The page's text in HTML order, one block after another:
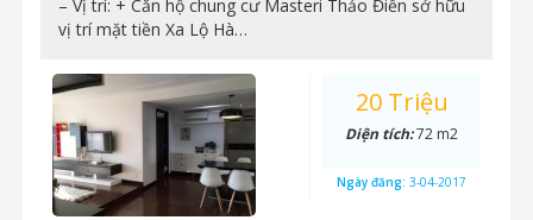
– Vị trí: + Căn hộ chung cư Masteri Thảo Điền sở hữu
vị trí mặt tiền Xa Lộ Hà…
20 Triệu
Diện tích:72 m2
Ngày đăng: 3-04-2017